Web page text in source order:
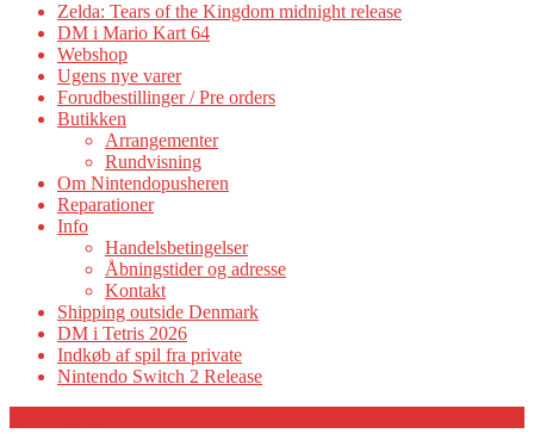
Zelda: Tears of the Kingdom midnight release
DM i Mario Kart 64
Webshop
Ugens nye varer
Forudbestillinger / Pre orders
Butikken
Arrangementer
Rundvisning
Om Nintendopusheren
Reparationer
Info
Handelsbetingelser
Åbningstider og adresse
Kontakt
Shipping outside Denmark
DM i Tetris 2026
Indkøb af spil fra private
Nintendo Switch 2 Release